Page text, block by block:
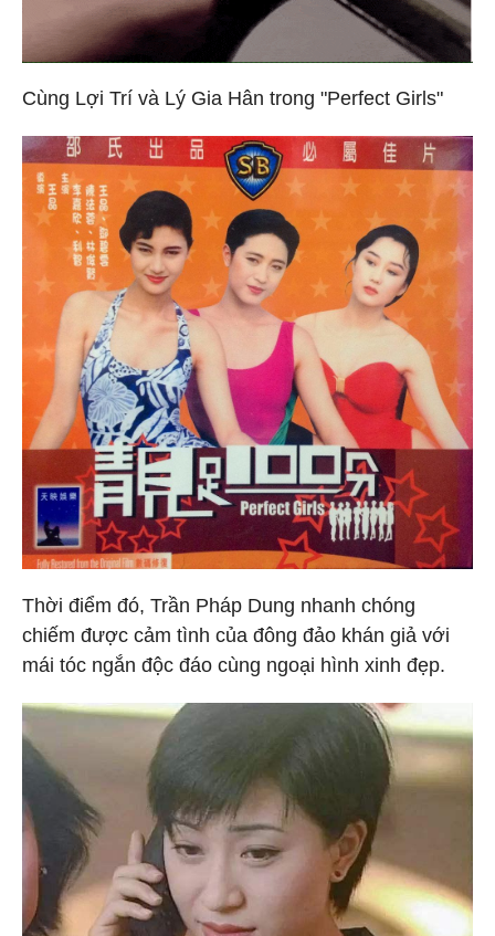
Cùng Lợi Trí và Lý Gia Hân trong "Perfect Girls"
Thời điểm đó, Trần Pháp Dung nhanh chóng
chiếm được cảm tình của đông đảo khán giả với
mái tóc ngắn độc đáo cùng ngoại hình xinh đẹp.